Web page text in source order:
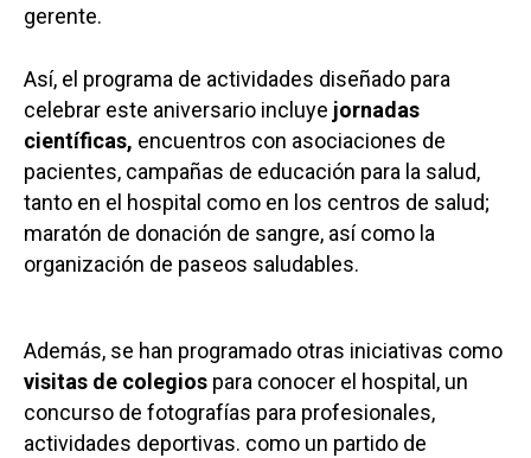
gerente.
Así, el programa de actividades diseñado para
celebrar este aniversario incluye jornadas
científicas, encuentros con asociaciones de
pacientes, campañas de educación para la salud,
tanto en el hospital como en los centros de salud;
maratón de donación de sangre, así como la
organización de paseos saludables.
Además, se han programado otras iniciativas como
visitas de colegios para conocer el hospital, un
concurso de fotografías para profesionales,
actividades deportivas. como un partido de